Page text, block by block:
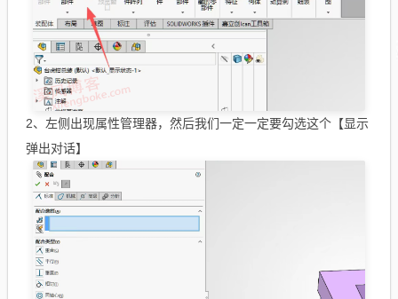
2、左侧出现属性管理器，然后我们一定一定要勾选这个【显示
弹出对话】